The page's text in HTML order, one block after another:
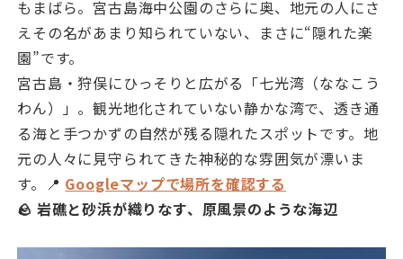
もまばら。宮古島海中公園のさらに奥、地元の人にさ
えその名があまり知られていない、まさに“隠れた楽
園”です。
宮古島・狩俣にひっそりと広がる「七光湾（ななこう
わん）」。観光地化されていない静かな湾で、透き通
る海と手つかずの自然が残る隠れたスポットです。地
元の人々に見守られてきた神秘的な雰囲気が漂いま
す。📍 Googleマップで場所を確認する
🪨 岩礁と砂浜が織りなす、原風景のような海辺